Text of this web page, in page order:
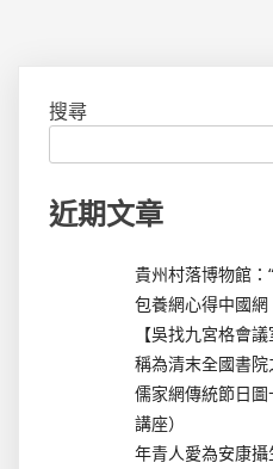
搜尋
近期文章
貴州村落博物館：
包養網心得中國網
【吳找九宮格會
稱為清末全國書院
儒家網傳統節日
講座）
年青人愛為安康